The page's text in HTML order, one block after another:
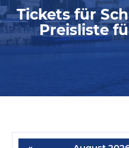
Tickets für
Preisliste